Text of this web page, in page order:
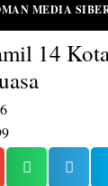
MEDIA
14